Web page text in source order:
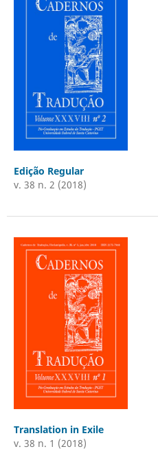
Edição Regular
v. 38 n. 2 (2018)
Translation in Exile
v. 38 n. 1 (2018)